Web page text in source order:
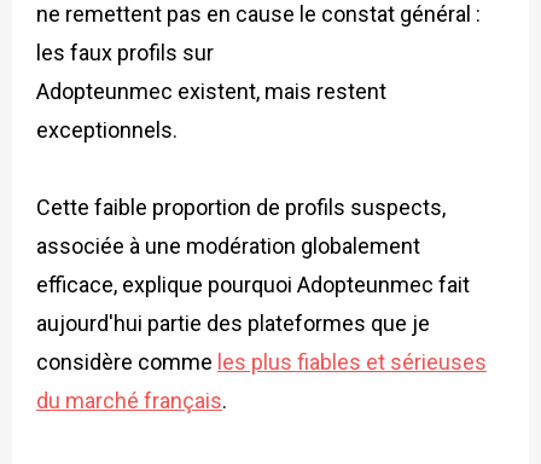
ne remettent pas en cause le constat général :
les faux profils sur
Adopteunmec existent, mais restent
exceptionnels.
Cette faible proportion de profils suspects,
associée à une modération globalement
efficace, explique pourquoi Adopteunmec fait
aujourd'hui partie des plateformes que je
considère comme les plus fiables et sérieuses
du marché français.